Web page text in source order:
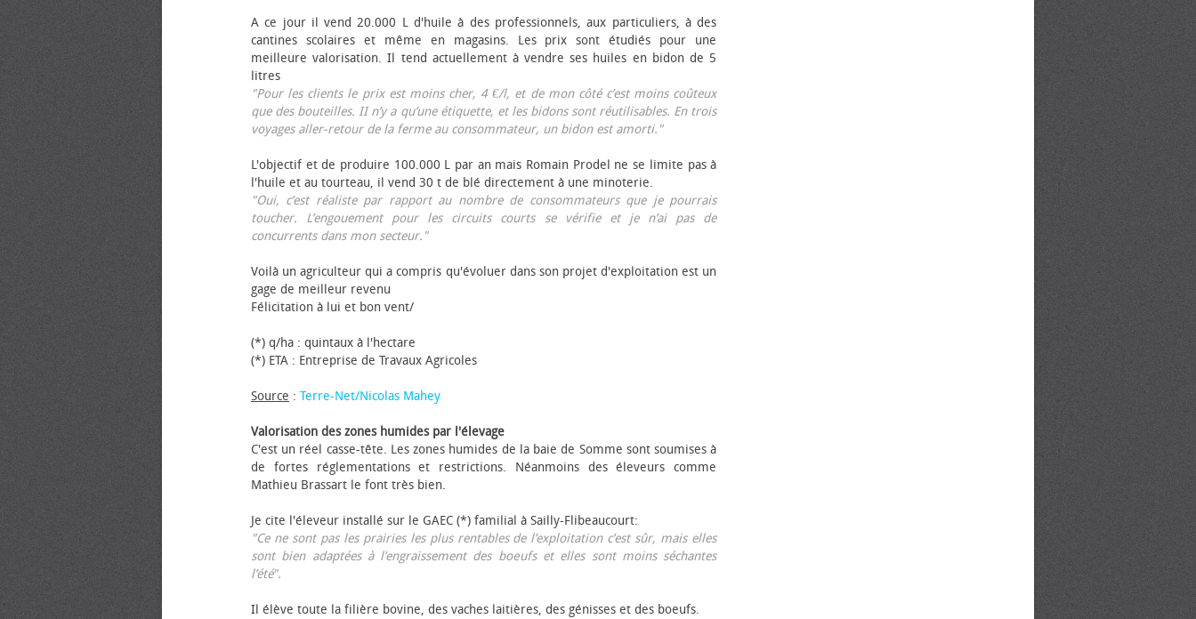
A ce jour il vend 20.000 L d'huile à des professionnels, aux particuliers, à des
cantines scolaires et même en magasins. Les prix sont étudiés pour une
meilleure valorisation. Il tend actuellement à vendre ses huiles en bidon de 5
litres
"Pour les clients le prix est moins cher, 4 €/l, et de mon côté c’est moins coûteux
que des bouteilles. II n’y a qu’une étiquette, et les bidons sont réutilisables. En trois
voyages aller-retour de la ferme au consommateur, un bidon est amorti."
L'objectif et de produire 100.000 L par an mais Romain Prodel ne se limite pas à
l'huile et au tourteau, il vend 30 t de blé directement à une minoterie.
"Oui, c’est réaliste par rapport au nombre de consommateurs que je pourrais
toucher. L’engouement pour les circuits courts se vérifie et je n’ai pas de
concurrents dans mon secteur."
Voilà un agriculteur qui a compris qu'évoluer dans son projet d'exploitation est un
gage de meilleur revenu
Félicitation à lui et bon vent/
(*) q/ha : quintaux à l'hectare
(*) ETA : Entreprise de Travaux Agricoles
Source : Terre-Net/Nicolas Mahey
Valorisation des zones humides par l'élevage
C'est un réel casse-tête. Les zones humides de la baie de Somme sont soumises à
de fortes réglementations et restrictions. Néanmoins des éleveurs comme
Mathieu Brassart le font très bien.
Je cite l'éleveur installé sur le GAEC (*) familial à Sailly-Flibeaucourt:
"Ce ne sont pas les prairies les plus rentables de l’exploitation c’est sûr, mais elles
sont bien adaptées à l’engraissement des bœufs et elles sont moins séchantes
l’été".
Il élève toute la filière bovine, des vaches laitières, des génisses et des bœufs.